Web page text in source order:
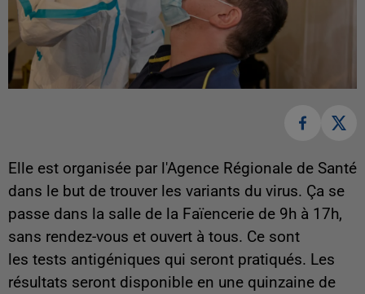
Elle est organisée par l'Agence Régionale de Santé
dans le but de trouver les variants du virus. Ça se
passe dans la salle de la Faïencerie de 9h à 17h,
sans rendez-vous et ouvert à tous. Ce sont
les tests antigéniques qui seront pratiqués. Les
résultats seront disponible en une quinzaine de